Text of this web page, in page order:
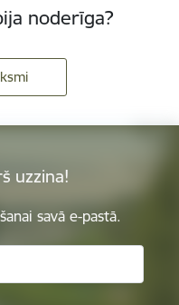
noderīga?
uzzina!
savā e-pastā.